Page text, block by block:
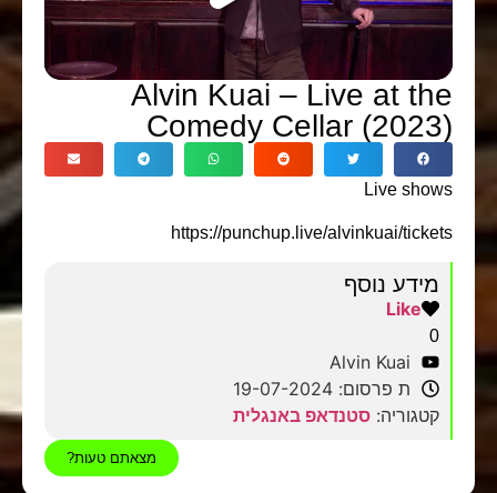
Alvin Kuai – Live at the
Comedy Cellar (2023)
Live shows
https://punchup.live/alvinkuai/tickets
מידע נוסף
Like
0
Alvin Kuai
ת פרסום: 19-07-2024
קטגוריה: סטנדאפ באנגלית
מצאתם טעות?